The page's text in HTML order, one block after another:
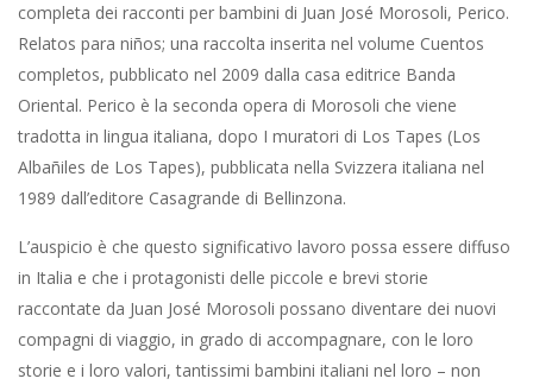
completa dei racconti per bambini di Juan José Morosoli, Perico.
Relatos para niños; una raccolta inserita nel volume Cuentos
completos, pubblicato nel 2009 dalla casa editrice Banda
Oriental. Perico è la seconda opera di Morosoli che viene
tradotta in lingua italiana, dopo I muratori di Los Tapes (Los
Albañiles de Los Tapes), pubblicata nella Svizzera italiana nel
1989 dall’editore Casagrande di Bellinzona.
L’auspicio è che questo significativo lavoro possa essere diffuso
in Italia e che i protagonisti delle piccole e brevi storie
raccontate da Juan José Morosoli possano diventare dei nuovi
compagni di viaggio, in grado di accompagnare, con le loro
storie e i loro valori, tantissimi bambini italiani nel loro – non